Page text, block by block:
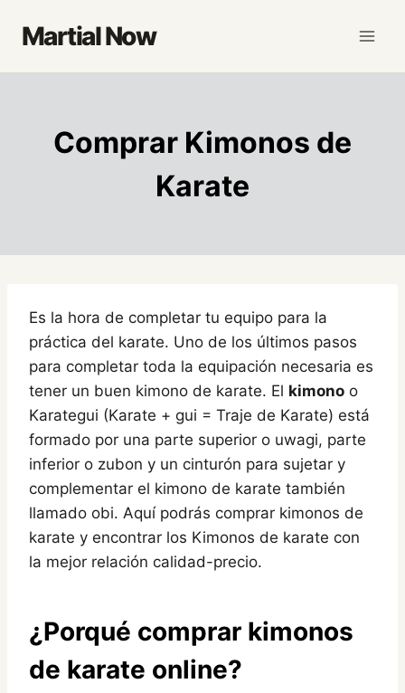
Martial Now
Comprar Kimonos de
Karate
Es la hora de completar tu equipo para la
práctica del karate. Uno de los últimos pasos
para completar toda la equipación necesaria es
tener un buen kimono de karate. El kimono o
Karategui (Karate + gui = Traje de Karate) está
formado por una parte superior o uwagi, parte
inferior o zubon y un cinturón para sujetar y
complementar el kimono de karate también
llamado obi. Aquí podrás comprar kimonos de
karate y encontrar los Kimonos de karate con
la mejor relación calidad-precio.
¿Porqué comprar kimonos
de karate online?